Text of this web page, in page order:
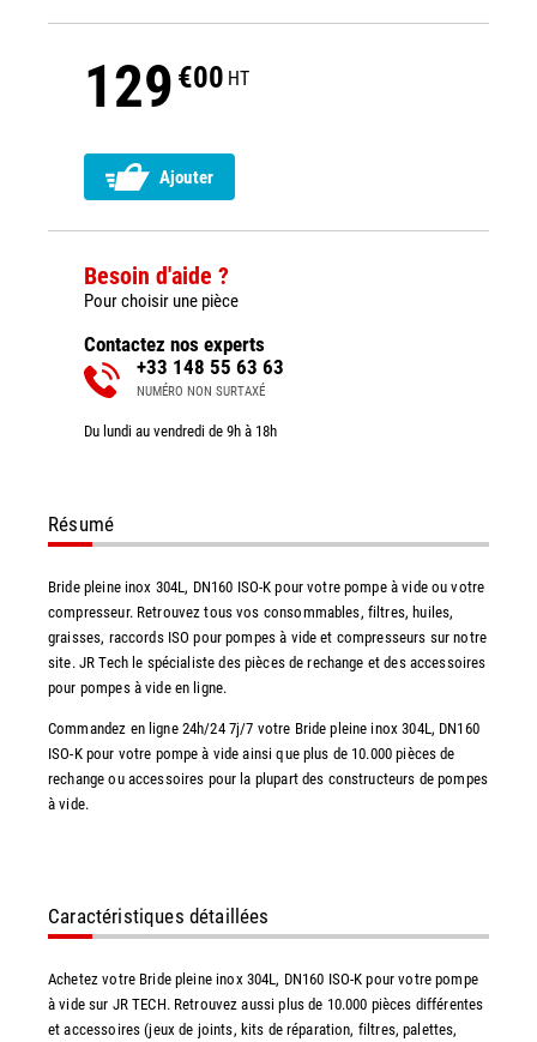
129 €00 HT
Ajouter
Besoin d'aide ?
Pour choisir une pièce
Contactez nos experts
+33 148 55 63 63
NUMÉRO NON SURTAXÉ
Du lundi au vendredi de 9h à 18h
Résumé
Bride pleine inox 304L, DN160 ISO-K pour votre pompe à vide ou votre
compresseur. Retrouvez tous vos consommables, filtres, huiles,
graisses, raccords ISO pour pompes à vide et compresseurs sur notre
site. JR Tech le spécialiste des pièces de rechange et des accessoires
pour pompes à vide en ligne.
Commandez en ligne 24h/24 7j/7 votre Bride pleine inox 304L, DN160
ISO-K pour votre pompe à vide ainsi que plus de 10.000 pièces de
rechange ou accessoires pour la plupart des constructeurs de pompes
à vide.
Caractéristiques détaillées
Achetez votre Bride pleine inox 304L, DN160 ISO-K pour votre pompe
à vide sur JR TECH. Retrouvez aussi plus de 10.000 pièces différentes
et accessoires (jeux de joints, kits de réparation, filtres, palettes,